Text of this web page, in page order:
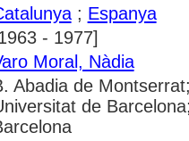
; Espanya
- 1977]
Moral, Nàdia
Abadia de
de